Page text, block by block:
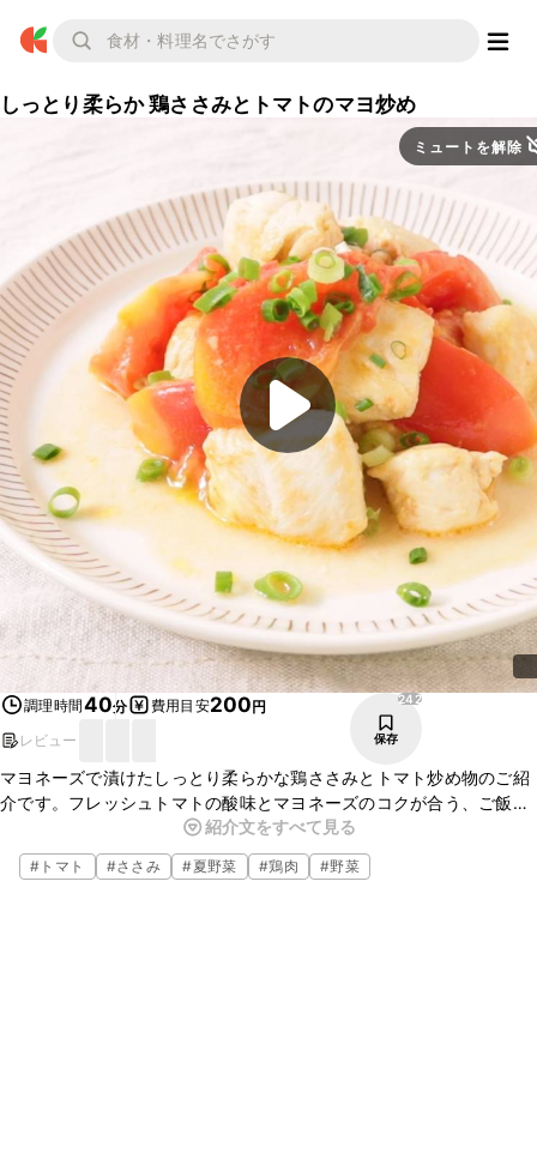
しっとり柔らか 鶏ささみとトマトのマヨ炒め
ミュートを解除
調理時間40分 費用目安200円
レビュー
242
保存
マヨネーズで漬けたしっとり柔らかな鶏ささみとトマト炒め物のご紹
介です。フレッシュトマトの酸味とマヨネーズのコクが合う、ご飯が
すすむ一品です。今晩のおかずにいかがですか。お酒にも合いますの
で、ぜひ作ってみてくださいね。
紹介文をすべて見る
# トマト #ささみ #夏野菜 #鶏肉 #野菜